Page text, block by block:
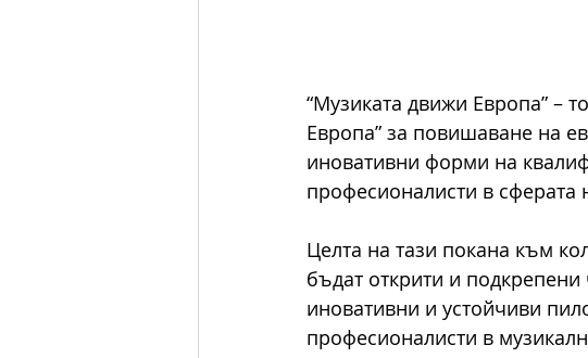
“Музиката движи Европа” –
Европа” за повишаване на
иновативни форми на
професионалисти в сферата
Целта на тази покана към
бъдат открити и
иновативни и устойчиви
професионалисти в